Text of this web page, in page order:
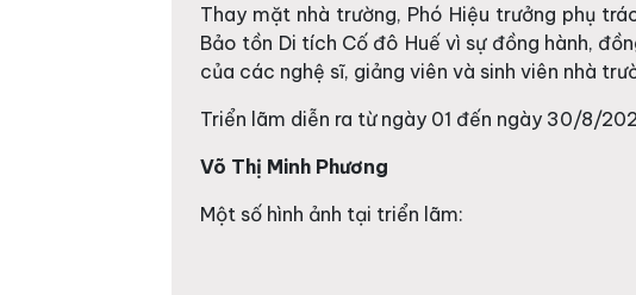
Thay mặt nhà trường, Phó Hiệu trưởng phụ
Bảo tồn Di tích Cố đô Huế vì sự đồng hành,
của các nghệ sĩ, giảng viên và sinh viên nhà
Triển lãm diễn ra từ ngày 01 đến ngày 30/8/
Võ Thị Minh Phương
Một số hình ảnh tại triển lãm: